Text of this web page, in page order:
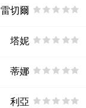
雷切爾
塔妮
蒂娜
利亞